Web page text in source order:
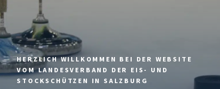
HERZLICH WILLKOMMEN BEI DER WEBSITE
VOM LANDESVERBAND DER EIS- UND
STOCKSCHÜTZEN IN SALZBURG